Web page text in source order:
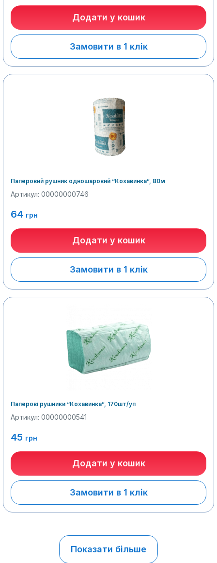
Додати у кошик
Замовити в 1 клік
Паперовий рушник одношаровий “Кохавинка”, 80м
Артикул: 00000000746
64 грн
Додати у кошик
Замовити в 1 клік
Паперові рушники “Кохавинка”, 170шт/уп
Артикул: 00000000541
45 грн
Додати у кошик
Замовити в 1 клік
Показати більше